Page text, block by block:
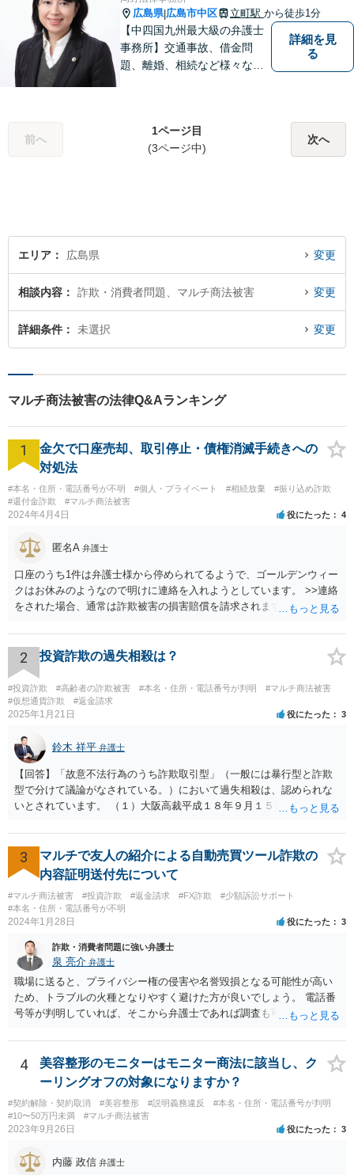
広島県|広島市中区 立町駅 から徒歩1分
【中四国九州最大級の弁護士
事務所】交通事故、借金問
題、離婚、相続など様々な問
詳細を見
る
前へ
1ページ目
(3ページ中)
次へ
エリア 広島県 変更
相談内容 詐欺・消費者問題、マルチ商法被害 変更
詳細条件 未選択 変更
マルチ商法被害の法律Q&Aランキング
1
金欠で口座売却、取引停止・債権消滅手続きへの
対処法
#本名・住所・電話番号が不明 #個人・プライベート #相続放棄
#振り込め詐欺
#還付金詐欺
#マルチ商法被害
2024年4月4日 役にたった 4
匿名A 弁護士
口座のうち1件は弁護士様から停められてるようで、ゴールデンウィー
クはお休みのようなので明けに連絡を入れようとしています。 >>連絡
をされた場合、通常は詐欺被害の損害賠償を請求されますのでご留意
2 投資詐欺の過失相殺は？
#投資詐欺 #高齢者の詐欺被害 #本名・住所・電話番号が判明
#マルチ商法被害
#仮想通貨詐欺
#返金請求
2025年1月21日 役にたった 3
鈴木 祥平 弁護士
【回答】「故意不法行為のうち詐欺取引型」（一般には暴行型と詐欺
型で分けて議論がなされている。）において過失相殺は、認められな
いとされています。 （１）大阪高裁平成１８年９月１５日裁判例 裁判
相殺は、本来文字通り過失のある当事者同士の損害の公平な分担調整
のための法制度であり、元来故意の不法行為の場合にはなじまないも
のというべきである。なぜなら、故意の不法行為は、加害者が悪意を
もって一方的に被害者に対して仕掛けるものであり、根本的に被害者
に生じた痛みをともに分け合うための基盤を欠く上、取引的不法行為
における加害者の故意は、通常、被害者の落ち度或いは弱み、不意、
らにつけ込むものであるから、被害者が加害者の思惑どおりに落ち度
等を示したからといって、これをもって被害者の過失と評価し、被害
者の加害者に対する損害賠償から被害者の落ち度等相当分を減額する
ことにすれば必ず不法行為の成果をその分確保することができること
になるが、そのような事態を容認することは、結果として、不法行為
るにも似て、明らかに正義と法の精神に反するからである。したがっ
て、故意の不法行為の場合、特段の事情がない限り、被害者の落ち度
等を過失と評価して損害額の減額事由とすることは許されない。」と
判示した。 （２）東京高等裁判所平成３０年５月２３日裁判例 裁判所
は、「故意ある不法行為（詐欺行為）に対する過失相殺の適用」につ
いて「本件のような故意による不法行為であって犯罪成立可能性すら
きである。・・・過失相殺は、当事者間の公平を図るため、損害賠償
の額を定めるに当たって、被害者の過失を考慮する制度であるとこ
3
マルチで友人の紹介による自動売買ツール詐欺の
内容証明送付先について
#マルチ商法被害 #投資詐欺 #返金請求 #FX詐欺
#少額訴訟サポート
#本名・住所・電話番号が不明
2024年1月28日 役にたった 3
詐欺・消費者問題に強い弁護士
泉 亮介 弁護士
職場に送ると、プライバシー権の侵害や名誉毀損となる可能性が高い
ため、トラブルの火種となりやすく避けた方が良いでしょう。 電話番
号等が判明していれば、そこから弁護士であれば調査も可能です。
4
美容整形のモニターはモニター商法に該当し、ク
ーリングオフの対象になりますか？
#契約解除・契約取消 #美容整形 #説明義務違反
#本名・住所・電話番号が判明
#10〜50万円未満
#マルチ商法被害
2023年9月26日 役にたった 3
内藤 政信 弁護士